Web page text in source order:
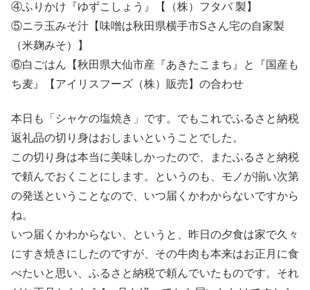
④ふりかけ『ゆずこしょう』【（株）フタバ 製】
⑤ニラ玉みそ汁【味噌は秋田県横手市Sさん宅の自家製
（米麹みそ）】
⑥白ごはん【秋田県大仙市産『あきたこまち』と『国産も
ち麦』【アイリスフーズ（株）販売】の合わせ
本日も「シャケの塩焼き」です。でもこれでふるさと納税
返礼品の切り身はおしまいということでした。
この切り身は本当に美味しかったので、またふるさと納税
で頼んでおくことにします。というのも、モノが揃い次第
の発送ということなので、いつ届くかわからないですから
ね。
いつ届くかわからない、というと、昨日の夕食は家で久々
にすき焼きにしたのですが、その牛肉も本来はお正月に食
べたいと思い、ふるさと納税で頼んでいたものです。それ